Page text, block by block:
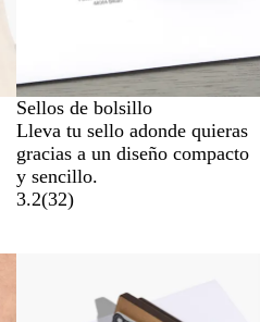
Sellos de bolsillo
Lleva tu sello adonde quieras
gracias a un diseño compacto
y sencillo.
3.2(32)